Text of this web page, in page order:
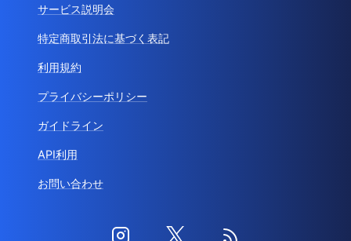
サービス説明会
特定商取引法に基づく表記
利用規約
プライバシーポリシー
ガイドライン
API利用
お問い合わせ